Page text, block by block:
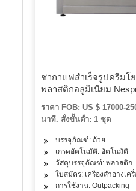
ชากาแฟสำเร็จรูปครีมโ
พลาสติกอลูมิเนียม
Gusto Lavazza แคปซูล
ผนึกบรรจุ
ราคา FOB: US $ 17000-
นาที. สั่งขั้นต่ำ: 1 ชุด
บรรจุภัณฑ์: ถ้วย
เกรดอัตโนมัติ: อัตโนมัติ
วัสดุบรรจุภัณฑ์: พลาสติก
ใบสมัคร: เครื่องสำอาง
การใช้งาน: Outpacking